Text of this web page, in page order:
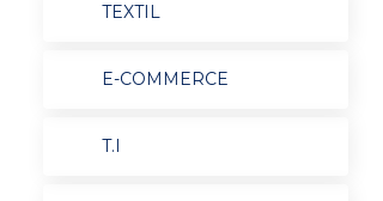
TEXTIL
E-COMMERCE
T.I